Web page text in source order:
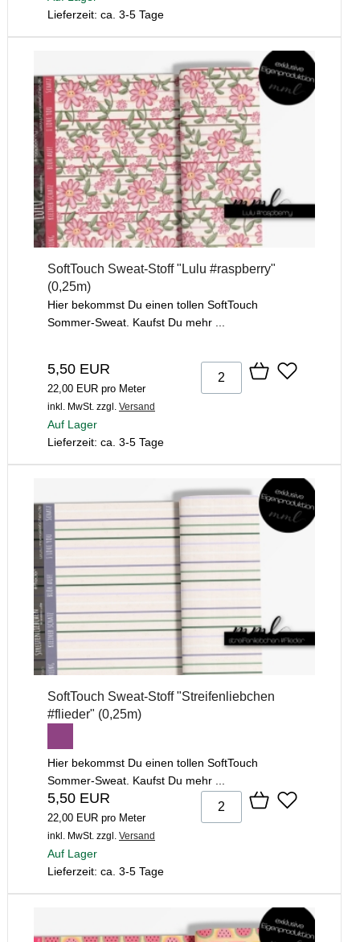
Lieferzeit: ca. 3-5 Tage
SoftTouch Sweat-Stoff "Lulu #raspberry"
(0,25m)
Hier bekommst Du einen tollen SoftTouch
Sommer-Sweat. Kaufst Du mehr ...
5,50 EUR
22,00 EUR pro Meter
inkl. MwSt. zzgl. Versand
Auf Lager
Lieferzeit: ca. 3-5 Tage
SoftTouch Sweat-Stoff "Streifenliebchen
#flieder" (0,25m)
Hier bekommst Du einen tollen SoftTouch
Sommer-Sweat. Kaufst Du mehr ...
5,50 EUR
22,00 EUR pro Meter
inkl. MwSt. zzgl. Versand
Auf Lager
Lieferzeit: ca. 3-5 Tage